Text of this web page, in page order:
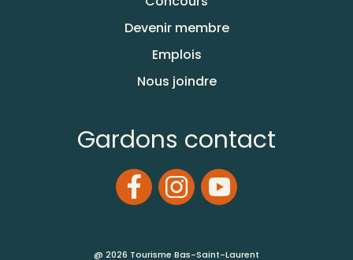
Devenir membre
Emplois
Nous joindre
Gardons contact
@ 2026 Tourisme Bas-Saint-Laurent